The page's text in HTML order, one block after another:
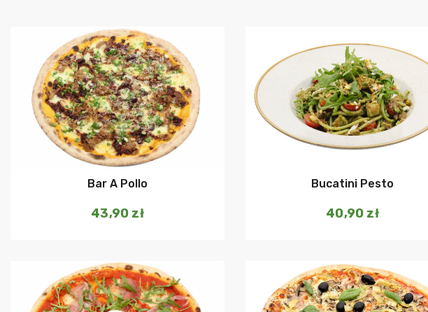
Dodaj do koszyka
Bar A Pollo
43,90 zł
Dodaj do koszyka
Bucatini Pesto
40,90 zł